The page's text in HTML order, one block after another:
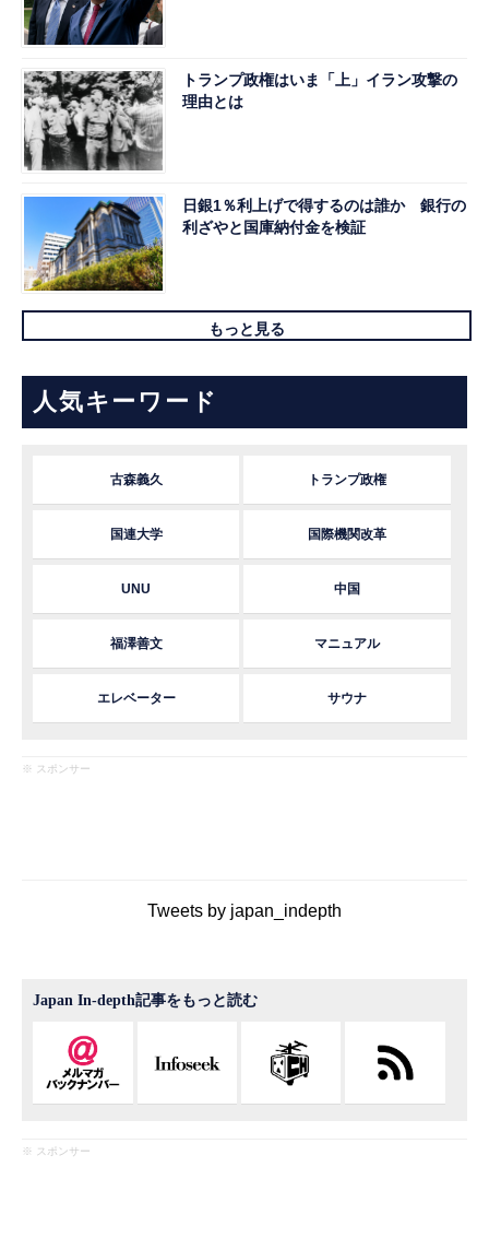
トランプ政権はいま「上」イラン攻撃の
理由とは
日銀1％利上げで得するのは誰か 銀行の
利ざやと国庫納付金を検証
もっと見る
人気キーワード
古森義久 トランプ政権
国連大学 国際機関改革
UNU 中国
福澤善文 マニュアル
エレベーター サウナ
※ スポンサー
Tweets by japan_indepth
Japan In-depth記事をもっと読む
※ スポンサー